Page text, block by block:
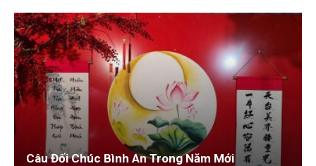
Câu Đối Chúc Bình An Trong Năm Mới